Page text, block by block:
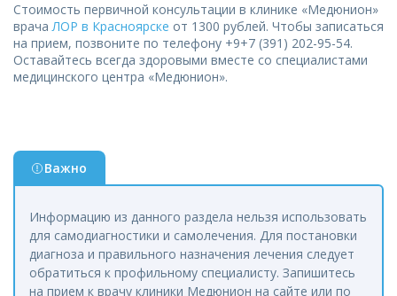
Стоимость первичной консультации в клинике «Медюнион»
врачаЛОР в Красноярске от 1300 рублей. Чтобы записаться
на прием, позвоните по телефону +9+7 (391) 202-95-54.
Оставайтесь всегда здоровыми вместе со специалистами
медицинского центра «Медюнион».
Важно
Информацию из данного раздела нельзя использовать
для самодиагностики и самолечения. Для постановки
диагноза и правильного назначения лечения следует
обратиться к профильному специалисту. Запишитесь
на прием к врачу клиники Медюнион на сайте или по